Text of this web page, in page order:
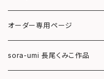
ポストカード
グリーティングカード
オーダー専用ページ
sora-umi 長尾くみこ作品